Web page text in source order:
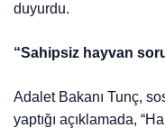
duyurdu.
“Sahipsiz hayvan
Adalet Bakanı Tunç,
yaptığı açıklamada,